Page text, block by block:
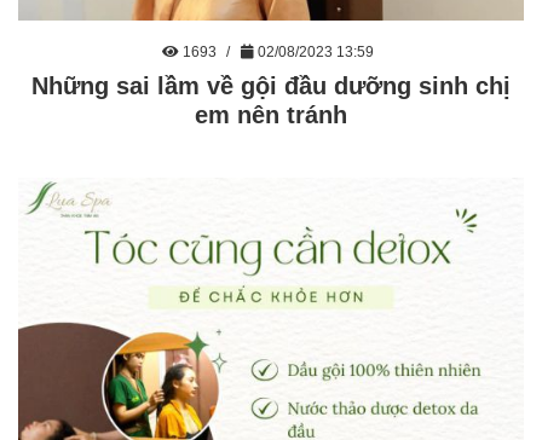
1693 02/08/2023 13:59
Những sai lầm về gội đầu dưỡng sinh chị
em nên tránh